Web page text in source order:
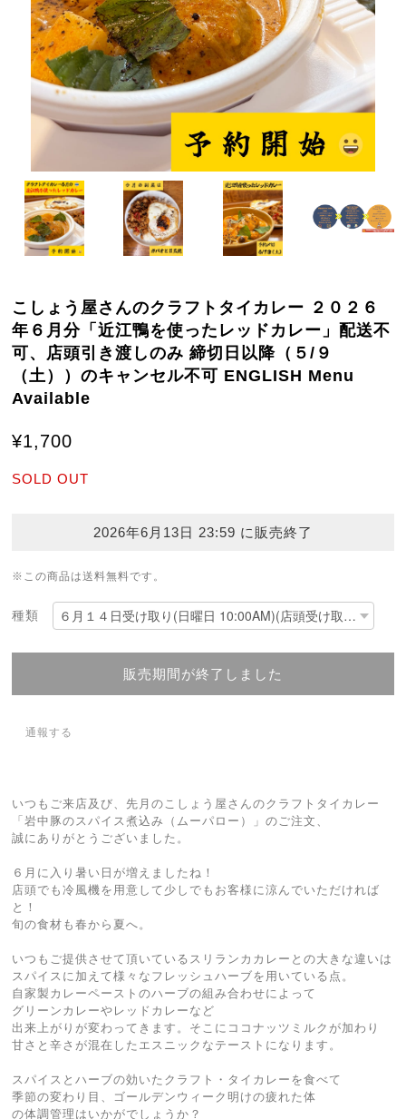
こしょう屋さんのクラフトタイカレー ２０２６
年６月分「近江鴨を使ったレッドカレー」配送不
可、店頭引き渡しのみ 締切日以降（５/９
（土））のキャンセル不可 ENGLISH Menu
Available
¥1,700
SOLD OUT
2026年6月13日 23:59 に販売終了
※この商品は送料無料です。
種類
販売期間が終了しました
通報する
いつもご来店及び、先月のこしょう屋さんのクラフトタイカレー
「岩中豚のスパイス煮込み（ムーパロー）」のご注文、
誠にありがとうございました。
６月に入り暑い日が増えましたね！
店頭でも冷風機を用意して少しでもお客様に涼んでいただければ
と！
旬の食材も春から夏へ。
いつもご提供させて頂いているスリランカカレーとの大きな違いは
スパイスに加えて様々なフレッシュハーブを用いている点。
自家製カレーペーストのハーブの組み合わせによって
グリーンカレーやレッドカレーなど
出来上がりが変わってきます。そこにココナッツミルクが加わり
甘さと辛さが混在したエスニックなテーストになります。
スパイスとハーブの効いたクラフト・タイカレーを食べて
季節の変わり目、ゴールデンウィーク明けの疲れた体
の体調管理はいかがでしょうか？